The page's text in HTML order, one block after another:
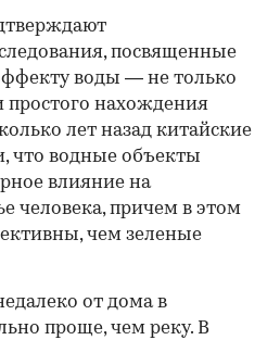
посвященные
воды — не только
простого нахождения
лет назад китайские
что водные объекты
влияние на
человека, причем в этом
чем зеленые
от дома в
проще, чем реку. В